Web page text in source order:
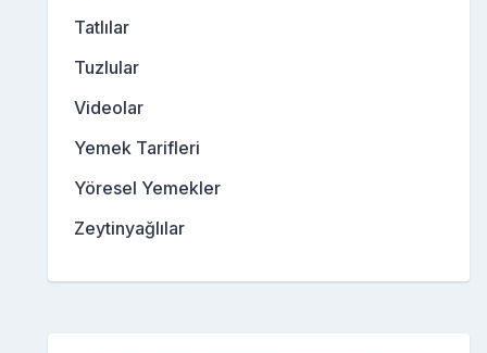
Tatlılar
Tuzlular
Videolar
Yemek Tarifleri
Yöresel Yemekler
Zeytinyağlılar